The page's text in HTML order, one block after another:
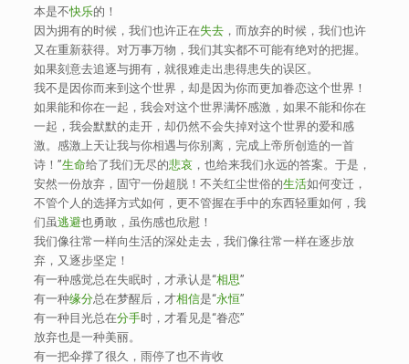
本是不快乐的！
因为拥有的时候，我们也许正在失去，而放弃的时候，我们也许
又在重新获得。对万事万物，我们其实都不可能有绝对的把握。
如果刻意去追逐与拥有，就很难走出患得患失的误区。
我不是因你而来到这个世界，却是因为你而更加眷恋这个世界！
如果能和你在一起，我会对这个世界满怀感激，如果不能和你在
一起，我会默默的走开，却仍然不会失掉对这个世界的爱和感
激。感激上天让我与你相遇与你别离，完成上帝所创造的一首
诗！”生命给了我们无尽的悲哀，也给来我们永远的答案。于是，
安然一份放弃，固守一份超脱！不关红尘世俗的生活如何变迁，
不管个人的选择方式如何，更不管握在手中的东西轻重如何，我
们虽逃避也勇敢，虽伤感也欣慰！
我们像往常一样向生活的深处走去，我们像往常一样在逐步放
弃，又逐步坚定！
有一种感觉总在失眠时，才承认是“相思”
有一种缘分总在梦醒后，才相信是“永恒”
有一种目光总在分手时，才看见是“眷恋”
放弃也是一种美丽。
有一把伞撑了很久，雨停了也不肯收